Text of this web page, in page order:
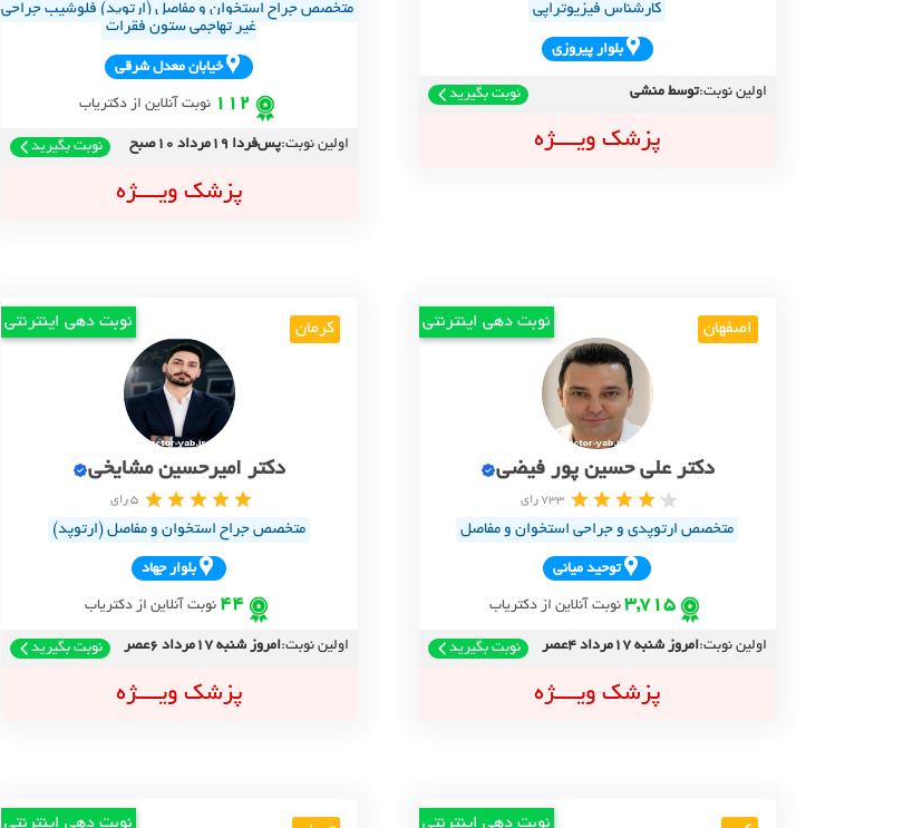
کارشناس فیزیوتراپی
بلوار پيروزي
اولین نوبت:توسط منشی نوبت بگیرید
پزشک ویــــژه
متخصص جراح استخوان و مفاصل (ارتوپد) فلوشیب جراحی
غیر تهاجمی ستون فقرات
خيابان معدل شرقي
112 نوبت آنلاین از دکتریاب
اولین نوبت:پس‌فردا 19مرداد 10صبح نوبت بگیرید
پزشک ویــــژه
اصفهان نوبت دهی اینترنتی
دکتر علی حسین پور فیضی
733 رای
متخصص ارتوپدی و جراحی استخوان و مفاصل
توحيد مياني
3,715 نوبت آنلاین از دکتریاب
اولین نوبت:امروز شنبه 17مرداد 4عصر نوبت بگیرید
پزشک ویــــژه
کرمان نوبت دهی اینترنتی
دکتر امیرحسین مشایخی
5 رای
متخصص جراح استخوان و مفاصل (ارتوپد)
بلوار جهاد
44 نوبت آنلاین از دکتریاب
اولین نوبت:امروز شنبه 17مرداد 6عصر نوبت بگیرید
پزشک ویــــژه
نوبت دهی اینترنتی نوبت دهی اینترنتی